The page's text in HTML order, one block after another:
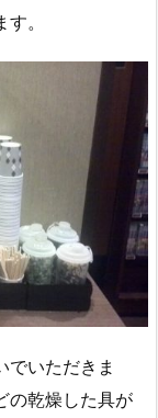
。
でいただきま
の乾燥した具が